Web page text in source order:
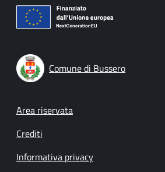
Comune di Bussero
Footer menu
Area riservata
Crediti
Informativa privacy